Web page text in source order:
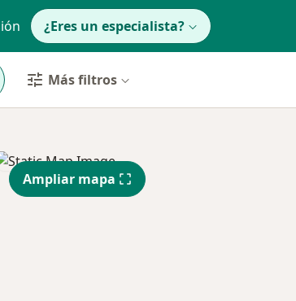
¿Eres un especialista?
Más filtros
Mié Jue
Ampliar mapa